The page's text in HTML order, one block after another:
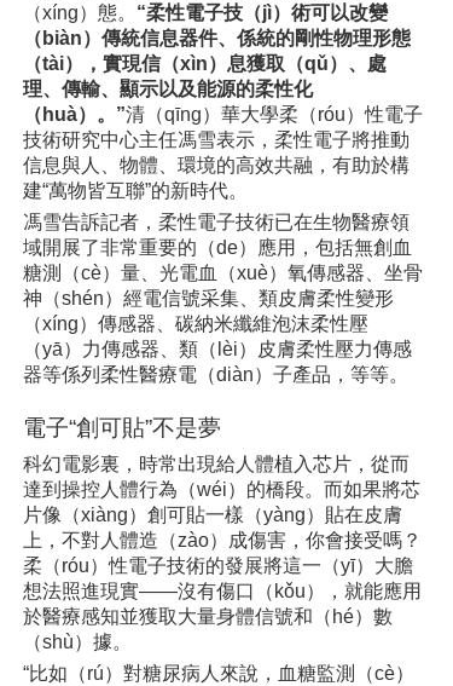
（xíng）態。 “柔性電子技（jì）術可以改變
（biàn）傳統信息器件、係統的剛性物理形態
（tài），實現信（xìn）息獲取（qǔ）、處
理、傳輸、顯示以及能源的柔性化
（huà）。”清（qīng）華大學柔（róu）性電子
技術研究中心主任馮雪表示，柔性電子將推動
信息與人、物體、環境的高效共融，有助於構
建“萬物皆互聯”的新時代。
馮雪告訴記者，柔性電子技術已在生物醫療領
域開展了非常重要的（de）應用，包括無創血
糖測（cè）量、光電血（xuè）氧傳感器、坐骨
神（shén）經電信號采集、類皮膚柔性變形
（xíng）傳感器、碳納米纖維泡沫柔性壓
（yā）力傳感器、類（lèi）皮膚柔性壓力傳感
器等係列柔性醫療電（diàn）子產品，等等。
電子“創可貼”不是夢
科幻電影裏，時常出現給人體植入芯片，從而
達到操控人體行為（wéi）的橋段。而如果將芯
片像（xiàng）創可貼一樣（yàng）貼在皮膚
上，不對人體造（zào）成傷害，你會接受嗎？
柔（róu）性電子技術的發展將這一（yī）大膽
想法照進現實——沒有傷口（kǒu），就能應用
於醫療感知並獲取大量身體信號和（hé）數
（shù）據。
“比如（rú）對糖尿病人來說，血糖監測（cè）